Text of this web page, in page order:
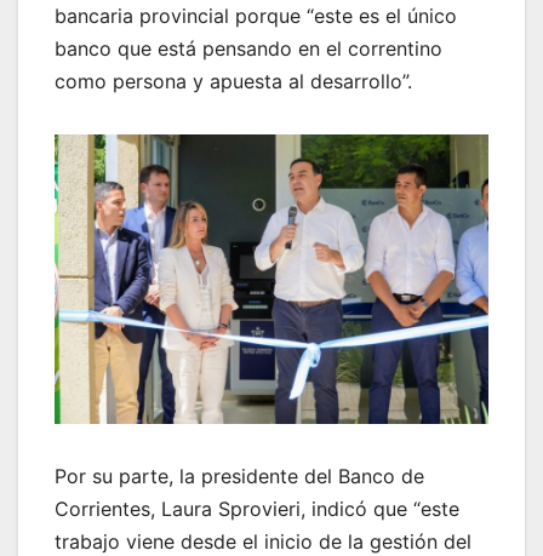
bancaria provincial porque “este es el único
banco que está pensando en el correntino
como persona y apuesta al desarrollo”.
Por su parte, la presidente del Banco de
Corrientes, Laura Sprovieri, indicó que “este
trabajo viene desde el inicio de la gestión del